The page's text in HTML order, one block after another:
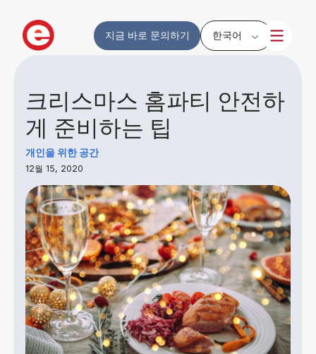
지금 바로 문의하기 한국어
크리스마스 홈파티 안전하
게 준비하는 팁
개인을 위한 공간
12월 15, 2020